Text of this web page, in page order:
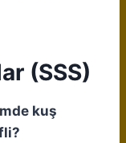
(SSS)
kuş